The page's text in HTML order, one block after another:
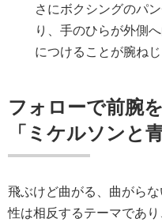
さにボクシングのパ
り、手のひらが外側
につけることが腕ね
フォローで前腕
「ミケルソンと
飛ぶけど曲がる、曲がら
性は相反するテーマであ